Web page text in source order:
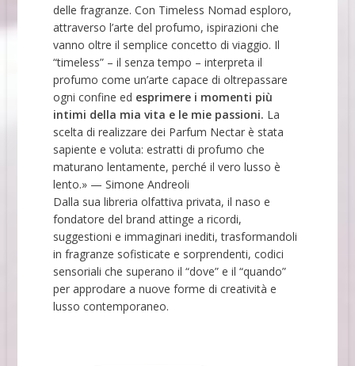
delle fragranze. Con Timeless Nomad esploro,
attraverso l’arte del profumo, ispirazioni che
vanno oltre il semplice concetto di viaggio. Il
“timeless” – il senza tempo – interpreta il
profumo come un’arte capace di oltrepassare
ogni confine ed esprimere i momenti più
intimi della mia vita e le mie passioni. La
scelta di realizzare dei Parfum Nectar è stata
sapiente e voluta: estratti di profumo che
maturano lentamente, perché il vero lusso è
lento.» — Simone Andreoli
Dalla sua libreria olfattiva privata, il naso e
fondatore del brand attinge a ricordi,
suggestioni e immaginari inediti, trasformandoli
in fragranze sofisticate e sorprendenti, codici
sensoriali che superano il “dove” e il “quando”
per approdare a nuove forme di creatività e
lusso contemporaneo.